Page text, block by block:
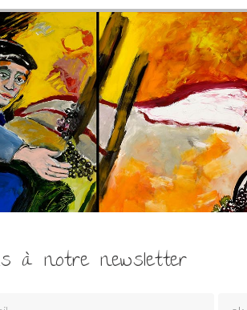
à notre newsletter